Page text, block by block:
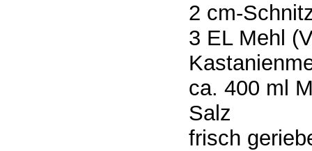
2 cm-
3 EL Mehl
ca. 400 ml
Salz
frisch